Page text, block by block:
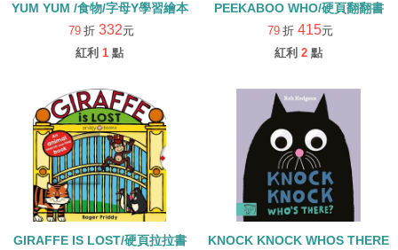
YUM YUM /食物/字母Y學習繪本
79 折 332元
紅利 1 點
PEEKABOO WHO/硬頁翻翻書
79 折 415元
紅利 2 點
GIRAFFE IS LOST/硬頁拉拉書 KNOCK KNOCK WHOS THERE/